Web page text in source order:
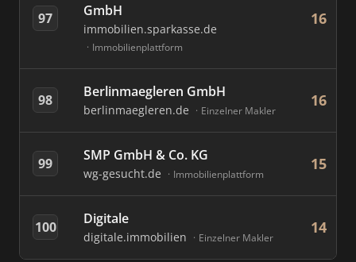
97
GmbH
immobilien.sparkasse.de
Immobilienplattform
16
98 Berlinmaegleren GmbH
berlinmaegleren.de Einzelner Makler
16
99 SMP GmbH & Co. KG
wg-gesucht.de Immobilienplattform
15
100 Digitale
digitale.immobilien Einzelner Makler
14